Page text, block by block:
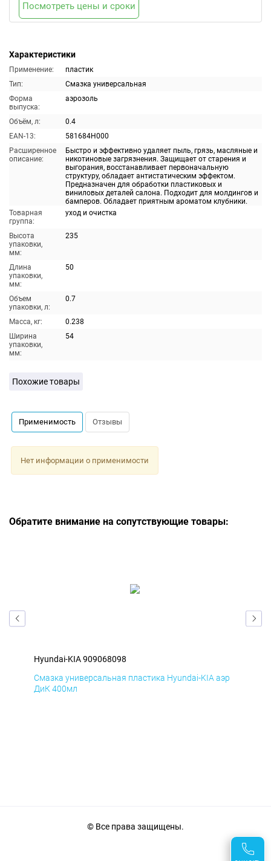
Характеристики
Применение:
пластик
Тип:
Смазка универсальная
Форма
выпуска:
аэрозоль
Объём, л:
0.4
EAN-13:
581684H000
Расширенное
описание:
Быстро и эффективно удаляет пыль, грязь, масляные и
никотиновые загрязнения. Защищает от старения и
выгорания, восстанавливает первоначальную
структуру, обладает антистатическим эффектом.
Предназначен для обработки пластиковых и
виниловых деталей салона. Подходит для молдингов и
бамперов. Обладает приятным ароматом клубники.
Товарная
группа:
уход и очистка
Высота
упаковки,
мм:
235
Длина
упаковки,
мм:
50
Объем
упаковки, л:
0.7
Масса, кг:
0.238
Ширина
упаковки,
мм:
54
Посмотреть цены и сроки
Похожие товары
Применимость Отзывы
Нет информации о применимости
Обратите внимание на сопутствующие товары:
Hyundai-KIA 909068098
Смазка универсальная пластика Hyundai-KIA аэр
ДиК 400мл
© Все права защищены.